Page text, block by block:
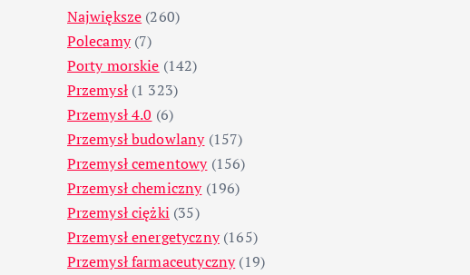
Największe (260)
Polecamy(7)
Porty morskie (142)
Przemysł(1 323)
Przemysł 4.0 (6)
Przemysł budowlany(157)
Przemysł cementowy(156)
Przemysł chemiczny(196)
Przemysł ciężki (35)
Przemysł energetyczny(165)
Przemysł farmaceutyczny(19)